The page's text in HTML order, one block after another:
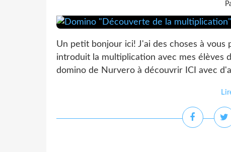
Un petit bonjour ici! J'ai des choses à
introduit la multiplication avec mes élèves
domino de Nurvero à découvrir ICI avec